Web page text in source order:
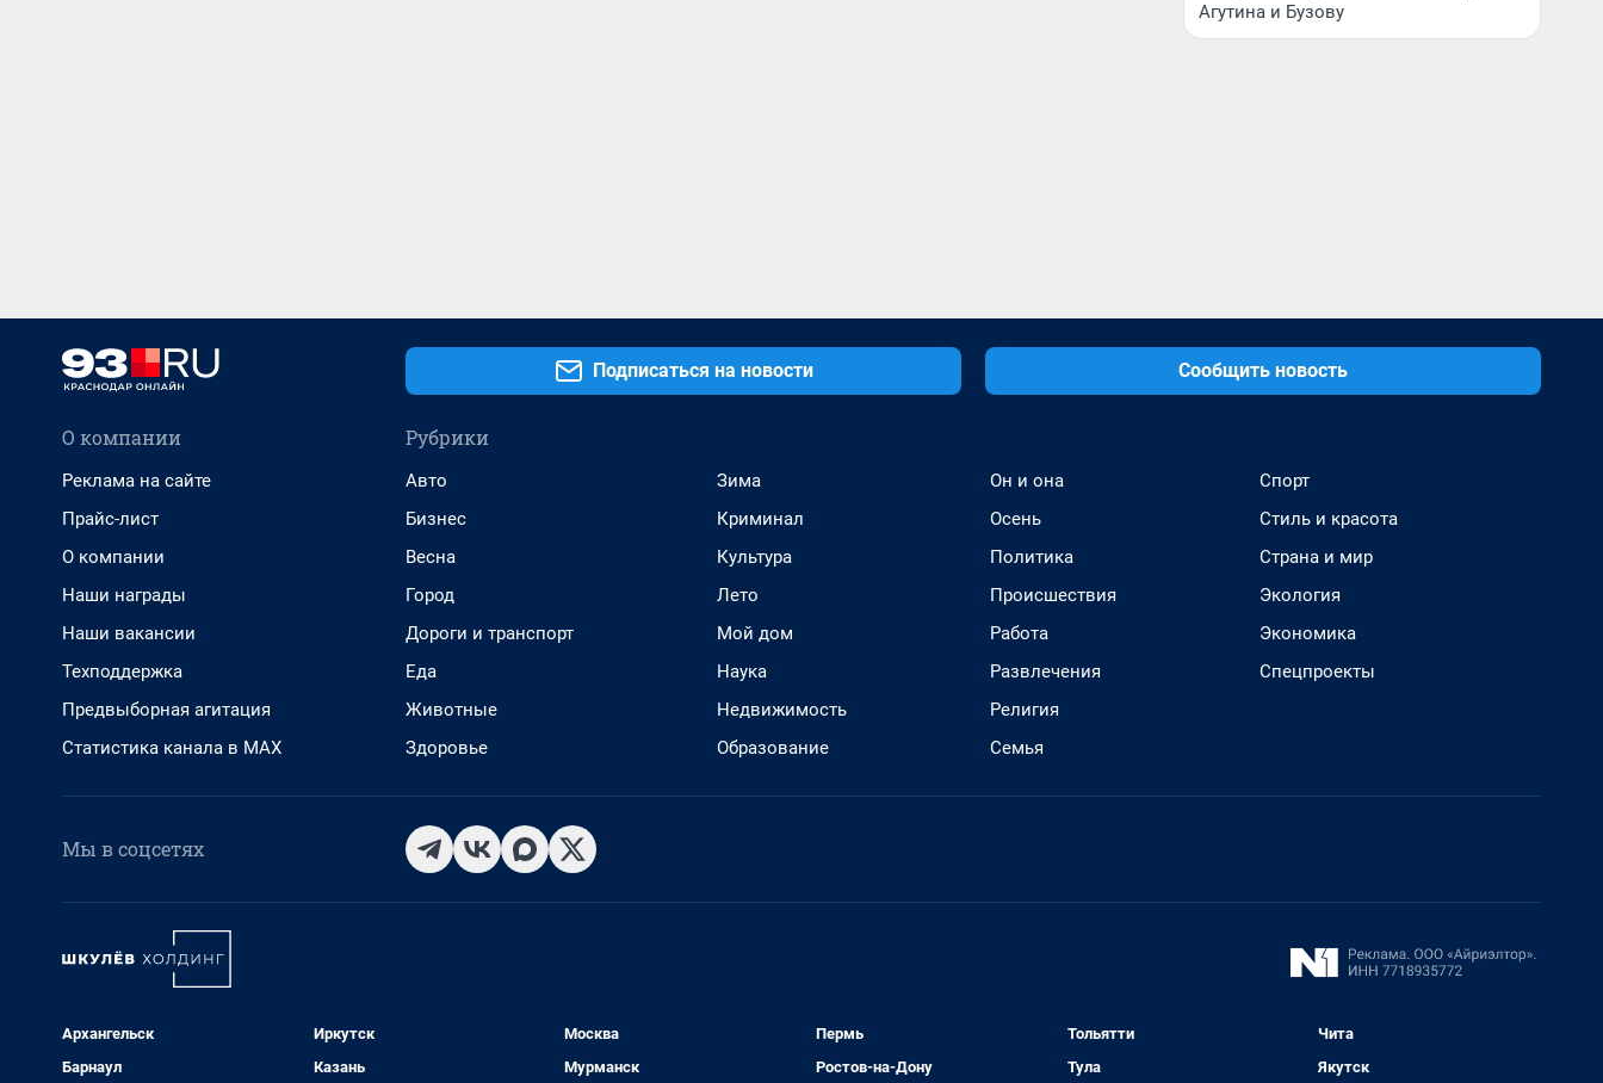
Агутина и Бузову
Подписаться на новости Сообщить новость
О компании
Реклама на сайте
Прайс-лист
О компании
Наши награды
Наши вакансии
Техподдержка
Предвыборная агитация
Статистика канала в MAX
Рубрики
Авто
Бизнес
Весна
Город
Дороги и транспорт
Еда
Животные
Здоровье
Зима
Криминал
Культура
Лето
Мой дом
Наука
Недвижимость
Образование
Он и она
Осень
Политика
Происшествия
Работа
Развлечения
Религия
Семья
Спорт
Стиль и красота
Страна и мир
Экология
Экономика
Спецпроекты
Мы в соцсетях
Архангельск
Барнаул
Иркутск
Казань
Москва
Мурманск
Пермь
Ростов-на-Дону
Тольятти
Тула
Чита
Якутск